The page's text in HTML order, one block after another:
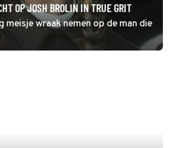
OP JOSH BROLIN IN TRUE GRIT
meisje wraak nemen op de man die